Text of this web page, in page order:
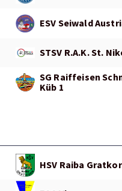
ESV Seiwald
STSV R.A.K. St.
SG Raiffeisen
Küb 1
HSV Raiba